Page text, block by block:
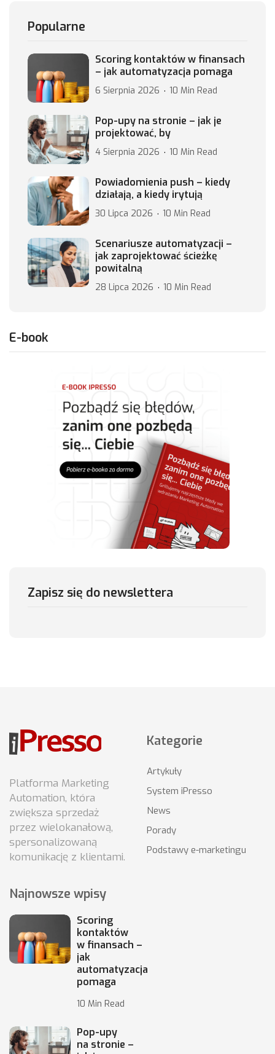
Popularne
Scoring kontaktów w finansach
– jak automatyzacja pomaga
6 Sierpnia 2026 10 Min Read
Pop-upy na stronie – jak je
projektować, by
4 Sierpnia 2026 10 Min Read
Powiadomienia push – kiedy
działają, a kiedy irytują
30 Lipca 2026 10 Min Read
Scenariusze automatyzacji –
jak zaprojektować ścieżkę
powitalną
28 Lipca 2026 10 Min Read
E-book
Zapisz się do newslettera
Platforma Marketing
Automation, która
zwiększa sprzedaż
przez wielokanałową,
spersonalizowaną
komunikację z klientami.
Kategorie
Artykuły
System iPresso
News
Porady
Podstawy e-marketingu
Najnowsze wpisy
Scoring
kontaktów
w finansach –
jak
automatyzacja
pomaga
10 Min Read
Pop-upy
na stronie –